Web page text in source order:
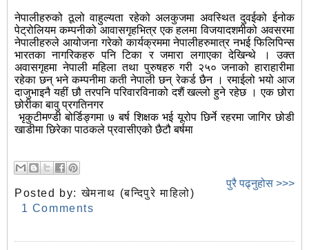
नेपालीहरुको ठूलो वाहुल्यता रहेको अलकुजमा अवस्थित दुवईको ईनोक
पेट्रोलियम कम्पनीको आवासगृहभित्र एक हलमा विजयादशमीको अवसरमा
नेपालीहरुले आयोजना गरेको कार्यक्रममा नेपालीहरुमात्र नभई फिलिपिन्स
भारतका नागरिकहरु पनि टिका र जमारा लगाएका देखिन्थे । उक्त
अवासगृहमा नेपाली महिला तथा पुरुषहरु गरी २५० जनाको हाराहारीमा
रहेका छन् भने कम्पनीमा कती नेपाली छन् रेकर्ड छैन । रमाईलो भयो आज
दाजुभाइनै यहीं छौ तरपनि परिवारविनाको दशैं खल्लो हुने रहेछ । एक छोरा
छोरीका बावु प्रगतिनगर
भृकुटीमण्डी बोर्डिङ्गमा ७ बर्ष शिक्षक भई यूरोप छिर्ने रहरमा जागिर छोडी
खाडीमा छिरेका पाठकले प्रवासीएको छैटौ बर्षमा
पुरै पढ्नुहोस >>>
Posted by:खेमनाथ (बन्दिपुरे माहिलो)
1 Comments